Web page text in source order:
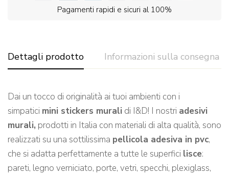
Pagamenti rapidi e sicuri al 100%
Dettagli prodotto Informazioni sulla consegna
Dai un tocco di originalità ai tuoi ambienti con i
simpatici mini stickers murali di I&D! I nostri adesivi
murali, prodotti in Italia con materiali di alta qualità, sono
realizzati su una sottilissima pellicola adesiva in pvc,
che si adatta perfettamente a tutte le superfici lisce:
pareti, legno verniciato, porte, vetri, specchi, plexiglass,